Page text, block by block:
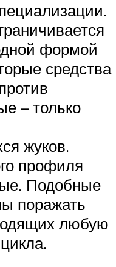
формой
средства
– только
жуков.
профиля
Подобные
поражать
любую